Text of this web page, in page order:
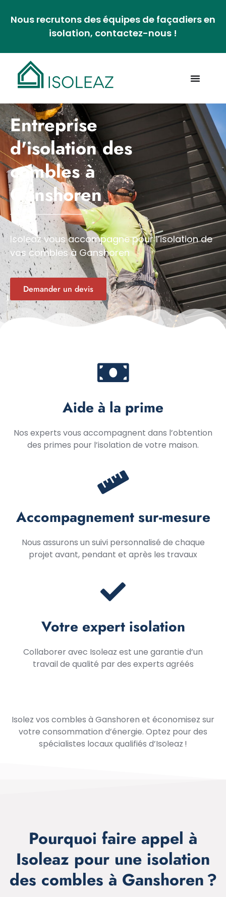
Nous recrutons des équipes de façadiers en
isolation, contactez-nous !
Entreprise
d'isolation des
combles à
Ganshoren
Isoleaz vous accompagne pour l’isolation de
vos combles à Ganshoren
Demander un devis
Aide à la prime
Nos experts vous accompagnent dans l’obtention
des primes pour l’isolation de votre maison.
Accompagnement sur-mesure
Nous assurons un suivi personnalisé de chaque
projet avant, pendant et après les travaux
Votre expert isolation
Collaborer avec Isoleaz est une garantie d’un
travail de qualité par des experts agréés
Isolez vos combles à Ganshoren et économisez sur
votre consommation d’énergie. Optez pour des
spécialistes locaux qualifiés d’Isoleaz !
Pourquoi faire appel à
Isoleaz pour une isolation
des combles à Ganshoren ?